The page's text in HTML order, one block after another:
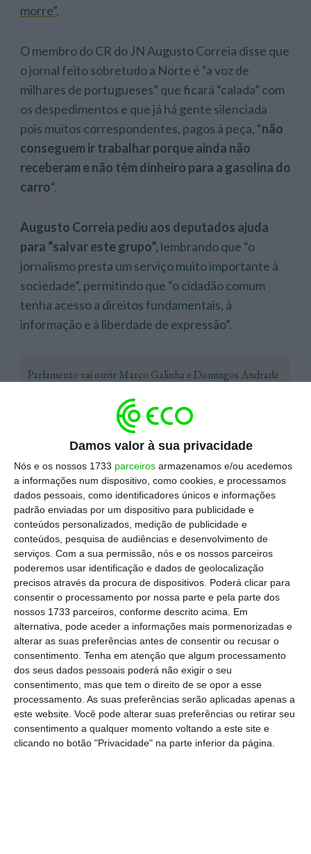
Damos valor à sua privacidade
Nós e os nossos 1733 parceiros armazenamos e/ou acedemos
a informações num dispositivo, como cookies, e processamos
dados pessoais, como identificadores únicos e informações
padrão enviadas por um dispositivo para publicidade e
conteúdos personalizados, medição de publicidade e
conteúdos, pesquisa de audiências e desenvolvimento de
serviços. Com a sua permissão, nós e os nossos parceiros
poderemos usar identificação e dados de geolocalização
precisos através da procura de dispositivos. Poderá clicar para
consentir o processamento por nossa parte e pela parte dos
nossos 1733 parceiros, conforme descrito acima. Em
alternativa, pode aceder a informações mais pormenorizadas e
alterar as suas preferências antes de consentir ou recusar o
consentimento. Tenha em atenção que algum processamento
dos seus dados pessoais poderá não exigir o seu
consentimento, mas que tem o direito de se opor a esse
processamento. As suas preferências serão aplicadas apenas a
este website. Você pode alterar suas preferências ou retirar seu
consentimento a qualquer momento voltando a este site e
clicando no botão "Privacidade" na parte inferior da página.
morre”.
O membro do CR do JN Augusto Correia disse que
o jornal feito sobretudo a Norte é “a voz de
milhares de portugueses” que ficará “calada” com
os despedimentos e que já há gente silenciada
pois muitos correspondentes, pagos à peça, “não
conseguem ir trabalhar porque ainda não
receberam e não têm dinheiro para a gasolina do
carro“.
Augusto Correia pediu aos deputados ajuda
para “salvar este grupo”, lembrando que “o
jornalismo presta um serviço muito importante à
sociedade”, permitindo que “o cidadão comum
tenha acesso a direitos fundamentais, à
informação e à liberdade de expressão”.
Parlamento vai ouvir Marco Galinha e Domingos Andrade
Para a jornalista da TSF e membro do CR Judith
Menezes e Sousa, o que se passa “é umafarsa
absurda” e questionou como pode um “fundo
sem rosto entrar de rompante no meio, sitiar um
grupo“, sem que se compreenda o que pretende
“além de umasistemática e perversa situação de
esvaziamento das redações“. Pediu intervenção
dos poderes públicos para que haja “escrutínio do
que está por detrás deste fundo“.
O membro da CT da TSF Filipe Santa-Bárbara
defendeu que a Entidade Reguladora para a
Comunicação Social(ERC) tem de ser “mais
presente, mais forte nos seus pronunciamentos,
no seu trabalho enquanto regulador”.